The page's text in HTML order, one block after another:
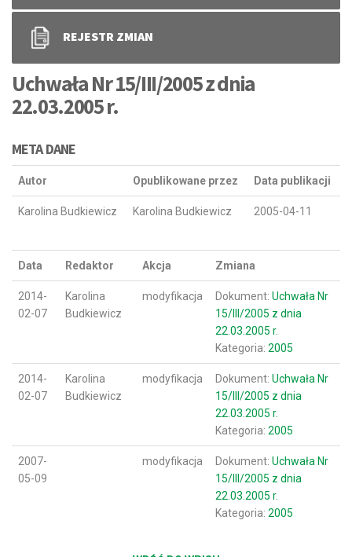
REJESTR ZMIAN
Uchwała Nr 15/III/2005 z dnia
22.03.2005 r.
META DANE
Autor Opublikowane przez Data publikacji
Karolina Budkiewicz Karolina Budkiewicz 2005-04-11
Data Redaktor Akcja Zmiana
2014-
02-07
Karolina
Budkiewicz
modyfikacja Dokument: Uchwała Nr
15/III/2005 z dnia
22.03.2005 r.
Kategoria: 2005
2014-
02-07
Karolina
Budkiewicz
modyfikacja Dokument: Uchwała Nr
15/III/2005 z dnia
22.03.2005 r.
Kategoria: 2005
2007-
05-09
modyfikacja Dokument: Uchwała Nr
15/III/2005 z dnia
22.03.2005 r.
Kategoria: 2005